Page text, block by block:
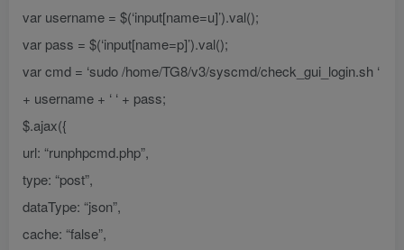
var username = $(‘input[name=u]’).val();
var pass = $(‘input[name=p]’).val();
var cmd = ‘sudo /home/TG8/v3/syscmd/check_gui_login.sh ‘
+ username + ‘ ‘ + pass;
$.ajax({
url: “runphpcmd.php”,
type: “post”,
dataType: “json”,
cache: “false”,